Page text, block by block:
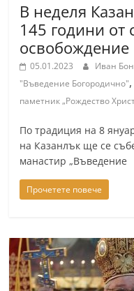
В неделя
145 години от
освобождение
05.01.2023 Иван
"Въведение Богородично",
паметник „Рождество
По традиция на 8
на Казанлък ще се
манастир „Въведение
Прочетете повече